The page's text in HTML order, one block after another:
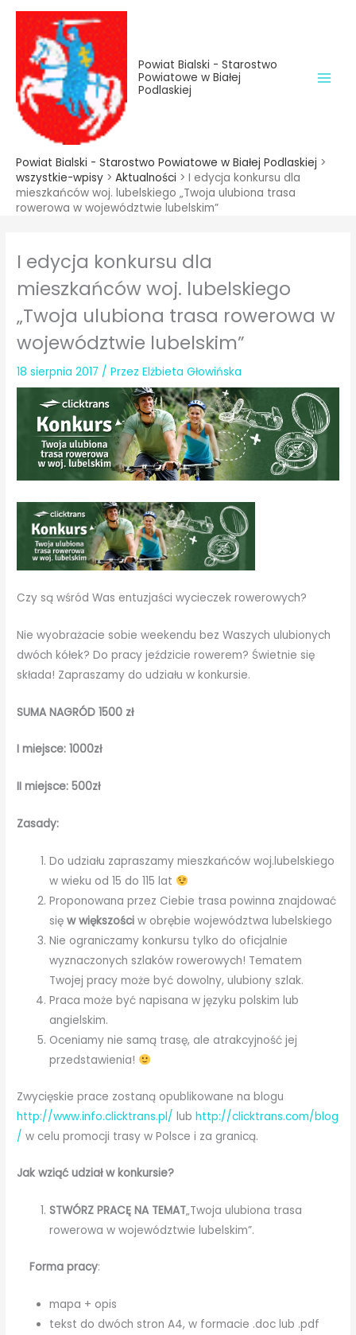
treści
Przejdź
treści
Powiat Bialski - Starostwo
Powiatowe w Białej
Podlaskiej
Powiat Bialski - Starostwo Powiatowe w Białej Podlaskiej >
wszystkie-wpisy > Aktualności > I edycja konkursu dla
mieszkańców woj. lubelskiego „Twoja ulubiona trasa
rowerowa w województwie lubelskim”
I edycja konkursu dla
mieszkańców woj. lubelskiego
„Twoja ulubiona trasa rowerowa w
województwie lubelskim”
18 sierpnia 2017 / PrzezElżbieta Głowińska
Czy są wśród Was entuzjaści wycieczek rowerowych?
Nie wyobrażacie sobie weekendu bez Waszych ulubionych
dwóch kółek? Do pracy jeździcie rowerem? Świetnie się
składa! Zapraszamy do udziału w konkursie.
SUMA NAGRÓD 1500 zł
I miejsce: 1000zł
II miejsce: 500zł
Zasady:
Do udziału zapraszamy mieszkańców woj.lubelskiego
w wieku od 15 do 115 lat
Proponowana przez Ciebie trasa powinna znajdować
sięw większościw obrębie województwa lubelskiego
Nie ograniczamy konkursu tylko do oficjalnie
wyznaczonych szlaków rowerowych! Tematem
Twojej pracy może być dowolny, ulubiony szlak.
Praca może być napisana w języku polskim lub
angielskim.
Oceniamy nie samą trasę, ale atrakcyjność jej
przedstawienia!
Zwycięskie prace zostaną opublikowane na blogu
http://www.info.clicktrans.pl/ lubhttp://clicktrans.com/blog
/ w celu promocji trasy w Polsce i za granicą.
Jak wziąć udział w konkursie?
STWÓRZ PRACĘ NA TEMAT„Twoja ulubiona trasa
rowerowa w województwie lubelskim”.
Forma pracy:
mapa + opis
tekst do dwóch stron A4, w formacie .doc lub .pdf